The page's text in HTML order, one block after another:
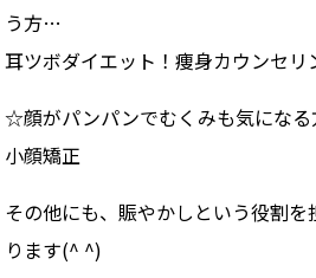
う方…
耳ツボダイエット！痩身カウンセリ
☆顔がパンパンでむくみも気にな
小顔矯正
その他にも、賑やかしという役割
ります(^ ^)